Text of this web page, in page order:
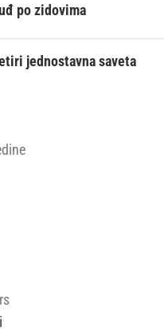
po zidovima
jednostavna saveta